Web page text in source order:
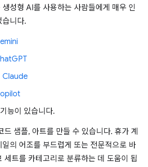
성형 AI를 사용하는 사람들에게 매우 인
습니다.
Claude
능이 있습니다.
드 샘플, 아트를 만들 수 있습니다. 휴가 계
의 어조를 부드럽게 또는 전문적으로 바
세트를 카테고리로 분류하는 데 도움이 됩